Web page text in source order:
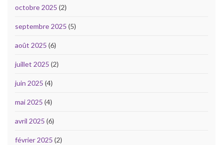
octobre 2025 (2)
septembre 2025 (5)
août 2025 (6)
juillet 2025 (2)
juin 2025 (4)
mai 2025 (4)
avril 2025 (6)
février 2025 (2)